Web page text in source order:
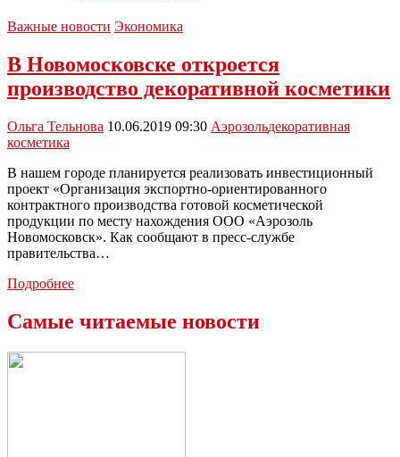
Важные новости Экономика
В Новомосковске откроется
производство декоративной косметики
Ольга Тельнова 10.06.2019 09:30 Аэрозольдекоративная
косметика
В нашем городе планируется реализовать инвестиционный
проект «Организация экспортно-ориентированного
контрактного производства готовой косметической
продукции по месту нахождения ООО «Аэрозоль
Новомосковск». Как сообщают в пресс-службе
правительства…
ПодробнееВ
производство
Самые читаемые новости